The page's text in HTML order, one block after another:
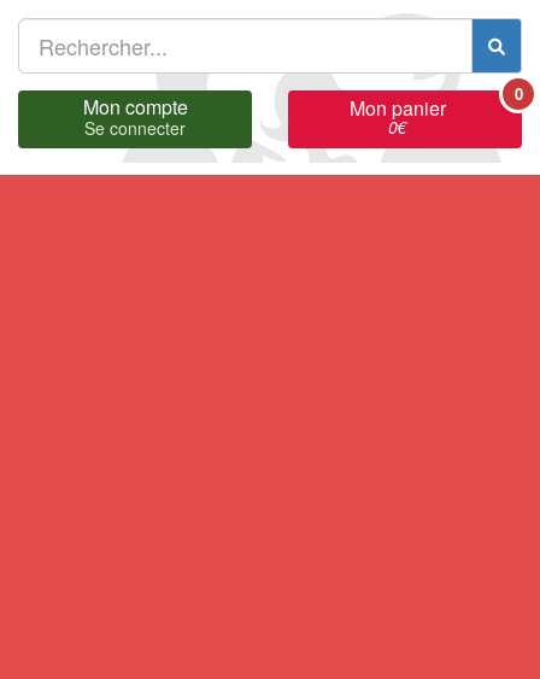
Mon compte
Se connecter
Mon panier
0€
0